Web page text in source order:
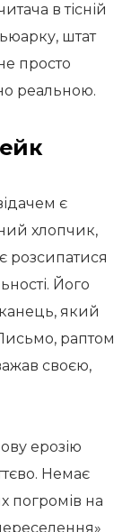
в тісній
штат
просто
реальною.
є
хлопчик,
розсипатися
Його
який
раптом
своєю,
ерозію
Немає
погромів на